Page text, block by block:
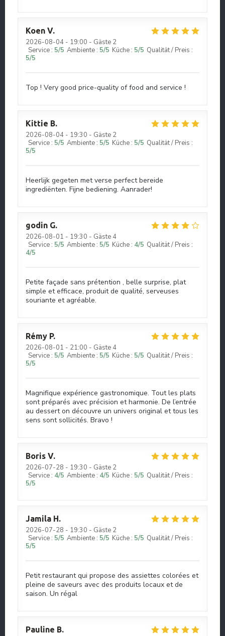
Koen V
2026-08-04 - 19:00 - Gäste 2
Service : 5/5 Ambiente : 5/5 Küche : 5/5 Qualität / Preis :
5/5
Top ! Very good price-quality of food and service !
Kittie B
2026-08-04 - 19:30 - Gäste 2
Service : 5/5 Ambiente : 5/5 Küche : 5/5 Qualität / Preis :
5/5
Heerlijk gegeten met verse perfect bereide
ingrediënten. Fijne bediening. Aanrader!
godin G
2026-08-01 - 19:30 - Gäste 4
Service : 5/5 Ambiente : 5/5 Küche : 4/5 Qualität / Preis :
4/5
Petite façade sans prétention , belle surprise, plat
simple et efficace, produit de qualité, serveuses
souriante et agréable.
Rémy P
2026-08-01 - 21:00 - Gäste 4
Service : 5/5 Ambiente : 5/5 Küche : 5/5 Qualität / Preis :
5/5
Magnifique expérience gastronomique. Tout les plats
sont préparés avec précision et harmonie. De l’entrée
au dessert on découvre un univers original et tous les
sens sont sollicités. Bravo !
Boris V
2026-07-28 - 19:30 - Gäste 2
Service : 4/5 Ambiente : 4/5 Küche : 5/5 Qualität / Preis :
5/5
Jamila H
2026-07-28 - 19:30 - Gäste 2
Service : 5/5 Ambiente : 5/5 Küche : 5/5 Qualität / Preis :
5/5
Petit restaurant qui propose des assiettes colorées et
pleine de saveurs avec des produits locaux et de
saison. Un régal
Pauline B